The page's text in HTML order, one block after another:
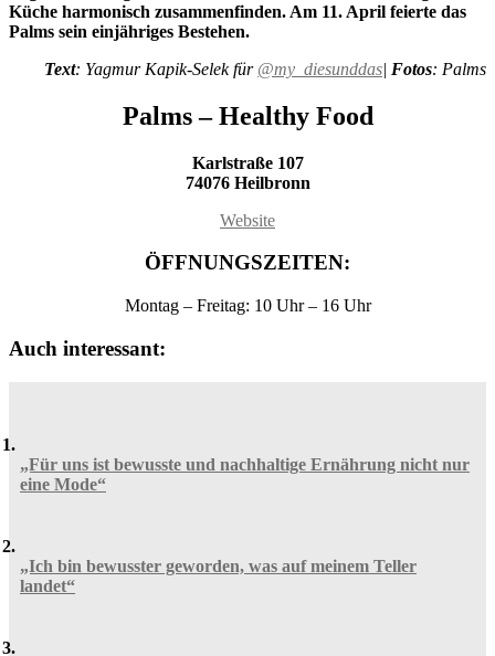
Küche harmonisch zusammenfinden. Am 11. April feierte das
Palms sein einjähriges Bestehen.
Text: Yagmur Kapik-Selek für @my_diesunddas| Fotos: Palms
Palms – Healthy Food
Karlstraße 107
74076 Heilbronn
Website
ÖFFNUNGSZEITEN:
Montag – Freitag: 10 Uhr – 16 Uhr
Auch interessant:
„Für uns ist bewusste und nachhaltige Ernährung nicht nur
eine Mode“
„Ich bin bewusster geworden, was auf meinem Teller
landet“